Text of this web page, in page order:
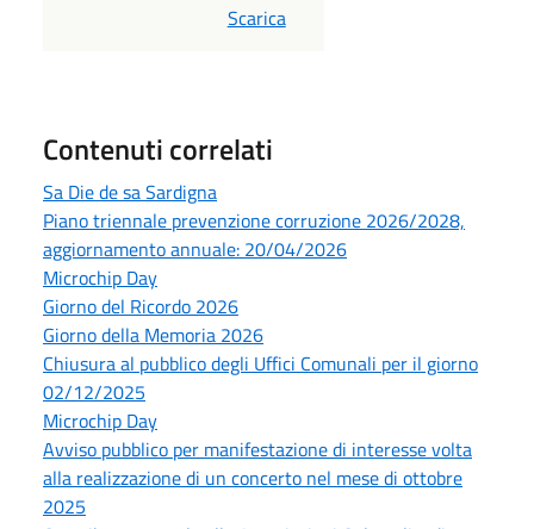
PDF
Scarica
Contenuti correlati
Sa Die de sa Sardigna
Piano triennale prevenzione corruzione 2026/2028,
aggiornamento annuale: 20/04/2026
Microchip Day
Giorno del Ricordo 2026
Giorno della Memoria 2026
Chiusura al pubblico degli Uffici Comunali per il giorno
02/12/2025
Microchip Day
Avviso pubblico per manifestazione di interesse volta
alla realizzazione di un concerto nel mese di ottobre
2025